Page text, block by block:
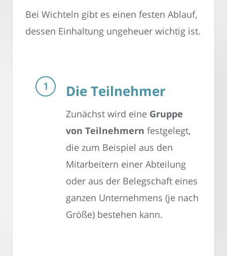
Bei Wichteln gibt es einen festen Ablauf,
dessen Einhaltung ungeheuer wichtig ist.
Die Teilnehmer
Zunächst wird eine Gruppe
von Teilnehmern festgelegt,
die zum Beispiel aus den
Mitarbeitern einer Abteilung
oder aus der Belegschaft eines
ganzen Unternehmens (je nach
Größe) bestehen kann.